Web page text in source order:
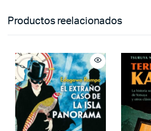
Productos reelacionados